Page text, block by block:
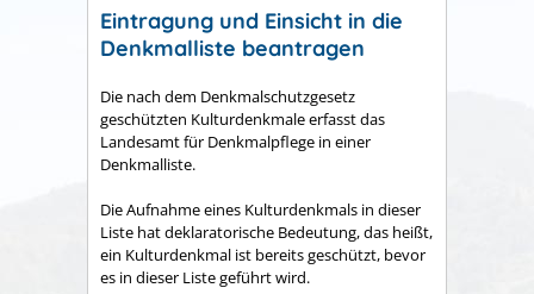
Eintragung und Einsicht in die
Denkmalliste beantragen
Die nach dem Denkmalschutzgesetz
geschützten Kulturdenkmale erfasst das
Landesamt für Denkmalpflege in einer
Denkmalliste.
Die Aufnahme eines Kulturdenkmals in dieser
Liste hat deklaratorische Bedeutung, das heißt,
ein Kulturdenkmal ist bereits geschützt, bevor
es in dieser Liste geführt wird.